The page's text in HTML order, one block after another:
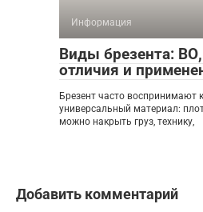
Информация
Виды брезента:
отличия и
Брезент часто воспринимают
универсальный материал:
можно накрыть груз, технику,
Добавить комментарий